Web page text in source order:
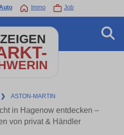
Immo Job
❯ ASTON-MARTIN
in Hagenow entdecken –
von privat & Händler